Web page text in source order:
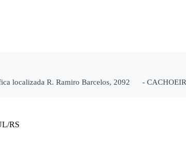
localizada R. Ramiro Barcelos, 2092 -
RS